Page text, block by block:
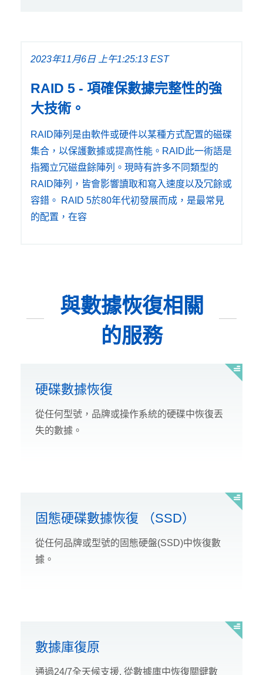
2023年11月6日 上午1:25:13 EST
RAID 5 - 項確保數據完整性的強
大技術。
RAID陣列是由軟件或硬件以某種方式配置的磁碟
集合，以保護數據或提高性能。RAID此一術語是
指獨立冗磁盘餘陣列。現時有許多不同類型的
RAID陣列，皆會影響讀取和寫入速度以及冗餘或
容錯。 RAID 5於80年代初發展而成，是最常見
的配置，在容
與數據恢復相關
的服務
硬碟數據恢復
從任何型號，品牌或操作系統的硬碟中恢復丟
失的數據。
固態硬碟數據恢復 （SSD）
從任何品牌或型號的固態硬盤(SSD)中恢復數
據。
數據庫復原
通過24/7全天候支援, 從數據庫中恢復關鍵數